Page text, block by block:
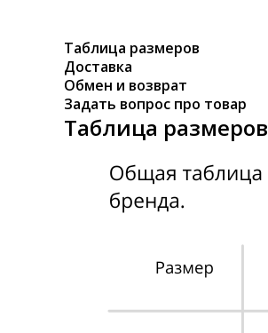
Таблица размеров
Доставка
Обмен и возврат
Задать вопрос про товар
Таблица размеров